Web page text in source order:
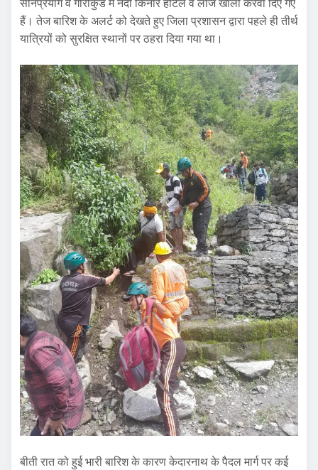
सोनप्रयाग व गौरीकुंड में नदी किनारे होटल व लॉज खाली करवा दिए गए
हैं। तेज बारिश के अलर्ट को देखते हुए जिला प्रशासन द्वारा पहले ही तीर्थ
यात्रियों को सुरक्षित स्थानों पर ठहरा दिया गया था।
बीती रात को हुई भारी बारिश के कारण केदारनाथ के पैदल मार्ग पर कई